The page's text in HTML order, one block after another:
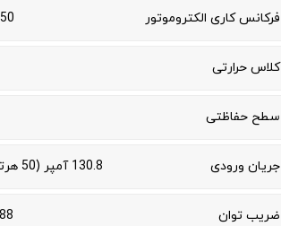
فرکانس کاری الکتروموتور 50 الی 60 هرتز
کلاس حرارتی
سطح حفاظتی
جریان ورودی 130.8 آمپر (50 هرتز، 400 ولت)
ضریب توان 0.88